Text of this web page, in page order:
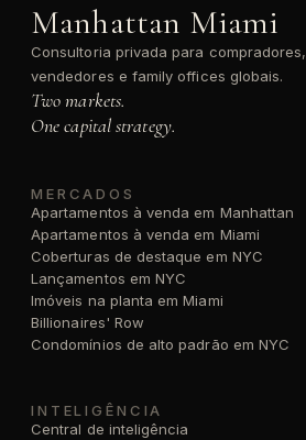
Manhattan Miami
Consultoria privada para compradores,
vendedores e family offices globais.
Two markets.
One capital strategy.
MERCADOS
Apartamentos à venda em Manhattan
Apartamentos à venda em Miami
Coberturas de destaque em NYC
Lançamentos em NYC
Imóveis na planta em Miami
Billionaires' Row
Condomínios de alto padrão em NYC
INTELIGÊNCIA
Central de inteligência